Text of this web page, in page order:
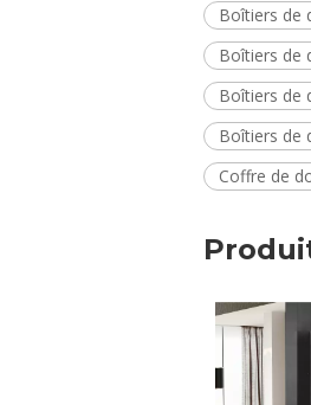
Boîtiers de
Boîtiers de
Boîtiers de
Boîtiers de
Coffre de